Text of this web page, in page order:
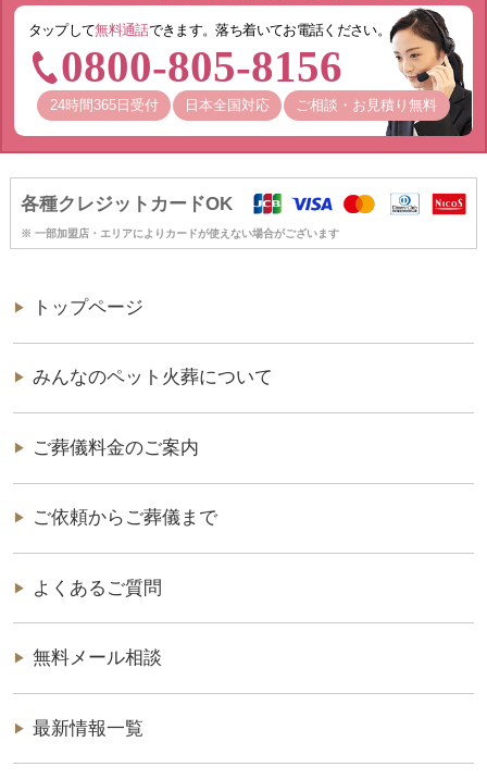
タップして無料通話できます。落ち着いてお電話ください。
0800-805-8156
24時間365日受付 日本全国対応 ご相談・お見積り無料
各種クレジットカードOK
※ 一部加盟店・エリアによりカードが使えない場合がございます
トップページ
みんなのペット火葬について
ご葬儀料金のご案内
ご依頼からご葬儀まで
よくあるご質問
無料メール相談
最新情報一覧